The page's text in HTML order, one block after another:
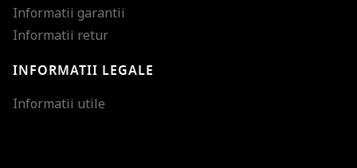
Informatii garantii
Informatii retur
INFORMATII LEGALE
Informatii utile